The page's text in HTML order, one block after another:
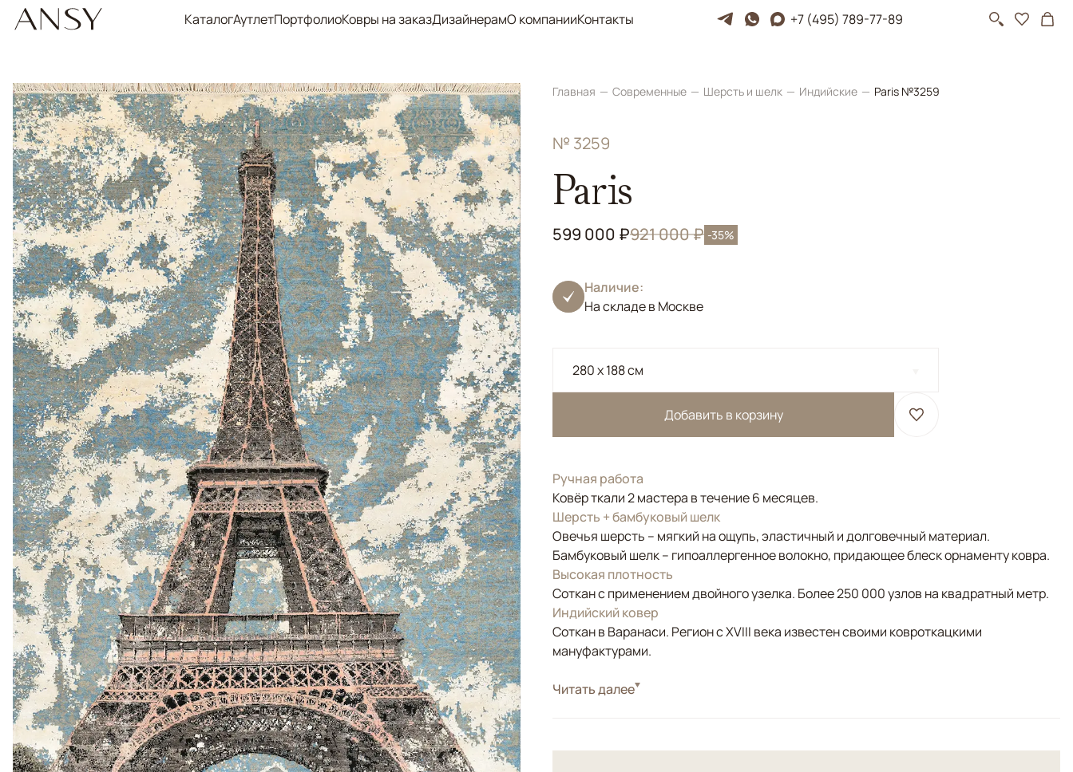
КаталогАутлетПортфолиоКовры на заказДизайнерамО компанииКонтакты +7 (495) 789-77-89
Главная Современные Шерсть и шелк Индийские Paris №3259
№ 3259
Paris
599 000 ₽921 000 ₽ -35%
Наличие:
На складе в Москве
280 x 188 см
Добавить в корзину
Ручная работа
Ковёр ткали 2 мастера в течение 6 месяцев.
Шерсть + бамбуковый шелк
Овечья шерсть – мягкий на ощупь, эластичный и долговечный материал.
Бамбуковый шелк – гипоаллергенное волокно, придающее блеск орнаменту ковра.
Высокая плотность
Соткан с применением двойного узелка. Более 250 000 узлов на квадратный метр.
Индийский ковер
Соткан в Варанаси. Регион с XVIII века известен своими ковроткацкими
мануфактурами.
СтильСовременные
Читать далее